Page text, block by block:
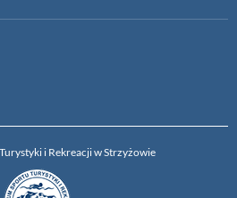
i Rekreacji w Strzyżowie